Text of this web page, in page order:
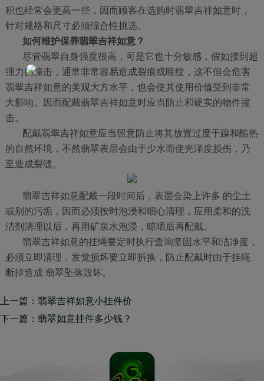
积也经常会更高一些，因而顾客在选购时翡翠吉祥如意时，
针对规格和尺寸必须综合性挑选。
如何维护保养翡翠吉祥如意？
尽管翡翠自身强度很高，可是它也十分敏感，假如接到超
强力的撞击，通常非常容易造成裂痕或暗纹，这不但会危害
翡翠吉祥如意的美观大方水平，也会使其使用价值受到非常
大影响。因而配戴翡翠吉祥如意时应当防止和硬实的物件撞
击。
配戴翡翠吉祥如意应当留意防止将其放置过度干躁和酷热
的自然环境，不然翡翠表层会由于少水而使光泽度损伤，乃
至造成裂缝。
翡翠吉祥如意配戴一段时间后，表层会染上许多 的尘土
或别的污垢，因而必须按时泡浸和细心清理，应用柔和的洗
洁剂清理以后，再用矿泉水泡浸，晾晒后再配戴。
翡翠吉祥如意的挂绳要定时执行查询坚固水平和洁净度，
必须立即清理，发觉损坏要立即拆换，防止配戴时由于挂绳
断掉造成 翡翠坠落毁坏。
上一篇：翡翠吉祥如意小挂件价
钱如何？哪些人合适配戴翡翠吉
下一篇：翡翠如意挂件多少钱？